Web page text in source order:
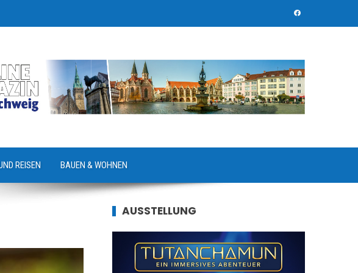
REISEN BAUEN & WOHNEN
AUSSTELLUNG